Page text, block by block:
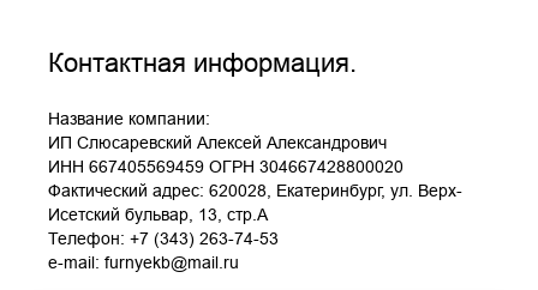
Контактная информация.
Название компании:
ИП Слюсаревский Алексей Александрович
ИНН 667405569459 ОГРН 304667428800020
Фактический адрес: 620028, Екатеринбург, ул. Верх-
Исетский бульвар, 13, стр.А
Телефон: +7 (343) 263-74-53
e-mail: furnyekb@mail.ru